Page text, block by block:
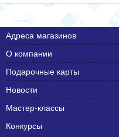
Адреса магазинов
О компании
Подарочные карты
Новости
Мастер-классы
Конкурсы